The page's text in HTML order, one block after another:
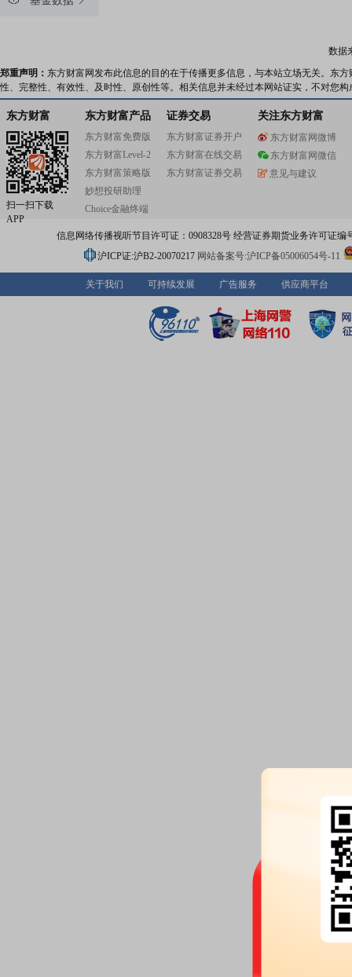
数据
郑重声明： 东方财富网发布此信息的目的在于传播更多信息，与本站立场无关。东
性、完整性、有效性、及时性、原创性等。相关信息并未经过本网站证实，不对您
东方财富
扫一扫下载
APP
东方财富产品
东方财富免费版
东方财富Level-2
东方财富策略版
妙想投研助理
Choice金融终端
证券交易
东方财富证券开户
东方财富在线交易
东方财富证券交易
关注东方财富
东方财富网微博
东方财富网微信
意见与建议
信息网络传播视听节目许可证：0908328号 经营证券期货业务许可证编
沪ICP证:沪B2-20070217 网站备案号:沪ICP备05006054号-11
关于我们 可持续发展 广告服务 供应商平台